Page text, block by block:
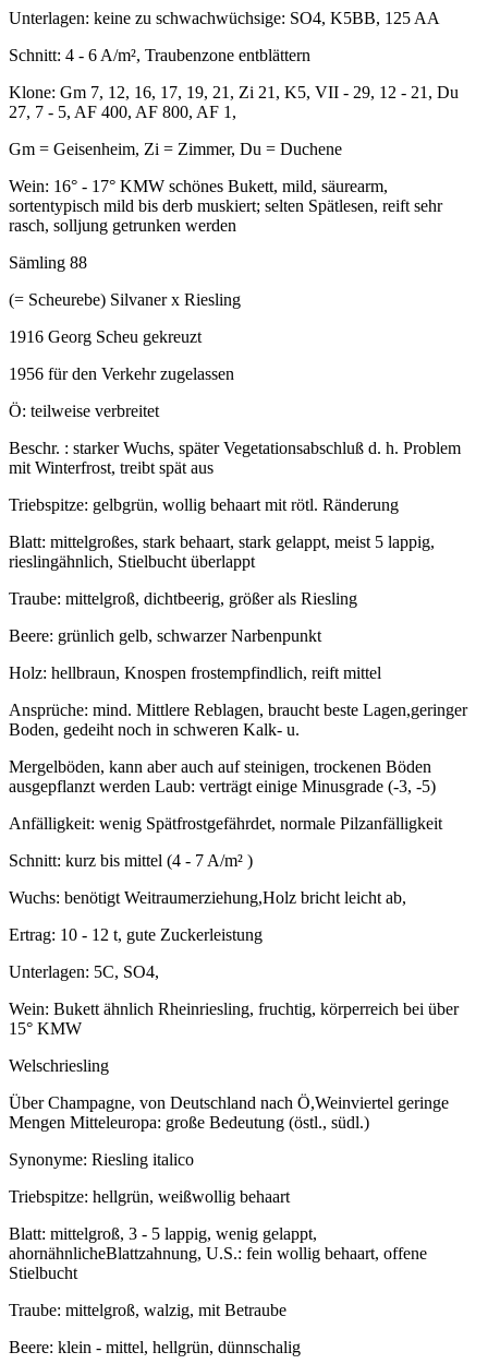
Unterlagen: keine zu schwachwüchsige: SO4, K5BB, 125 AA
Schnitt: 4 - 6 A/m², Traubenzone entblättern
Klone: Gm 7, 12, 16, 17, 19, 21, Zi 21, K5, VII - 29, 12 - 21, Du
27, 7 - 5, AF 400, AF 800, AF 1,
Gm = Geisenheim, Zi = Zimmer, Du = Duchene
Wein: 16° - 17° KMW schönes Bukett, mild, säurearm,
sortentypisch mild bis derb muskiert; selten Spätlesen, reift sehr
rasch, solljung getrunken werden
Sämling 88
(= Scheurebe) Silvaner x Riesling
1916 Georg Scheu gekreuzt
1956 für den Verkehr zugelassen
Ö: teilweise verbreitet
Beschr. : starker Wuchs, später Vegetationsabschluß d. h. Problem
mit Winterfrost, treibt spät aus
Triebspitze: gelbgrün, wollig behaart mit rötl. Ränderung
Blatt: mittelgroßes, stark behaart, stark gelappt, meist 5 lappig,
rieslingähnlich, Stielbucht überlappt
Traube: mittelgroß, dichtbeerig, größer als Riesling
Beere: grünlich gelb, schwarzer Narbenpunkt
Holz: hellbraun, Knospen frostempfindlich, reift mittel
Ansprüche: mind. Mittlere Reblagen, braucht beste Lagen,geringer
Boden, gedeiht noch in schweren Kalk- u.
Mergelböden, kann aber auch auf steinigen, trockenen Böden
ausgepflanzt werden Laub: verträgt einige Minusgrade (-3, -5)
Anfälligkeit: wenig Spätfrostgefährdet, normale Pilzanfälligkeit
Schnitt: kurz bis mittel (4 - 7 A/m² )
Wuchs: benötigt Weitraumerziehung,Holz bricht leicht ab,
Ertrag: 10 - 12 t, gute Zuckerleistung
Unterlagen: 5C, SO4,
Wein: Bukett ähnlich Rheinriesling, fruchtig, körperreich bei über
15° KMW
Welschriesling
Über Champagne, von Deutschland nach Ö,Weinviertel geringe
Mengen Mitteleuropa: große Bedeutung (östl., südl.)
Synonyme: Riesling italico
Triebspitze: hellgrün, weißwollig behaart
Blatt: mittelgroß, 3 - 5 lappig, wenig gelappt,
ahornähnlicheBlattzahnung, U.S.: fein wollig behaart, offene
Stielbucht
Traube: mittelgroß, walzig, mit Betraube
Beere: klein - mittel, hellgrün, dünnschalig